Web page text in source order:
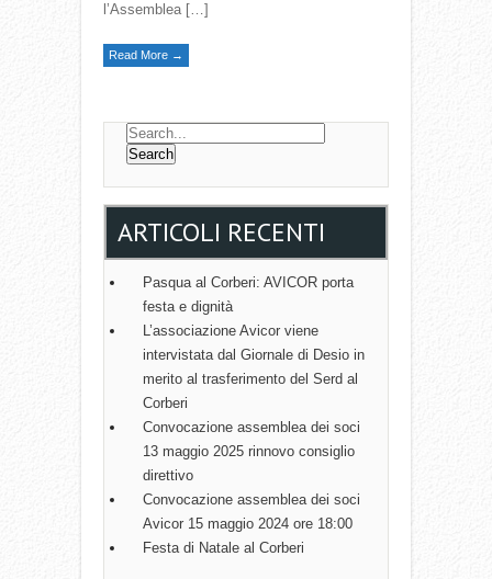
l’Assemblea […]
Read More →
ARTICOLI RECENTI
Pasqua al Corberi: AVICOR porta
festa e dignità
L’associazione Avicor viene
intervistata dal Giornale di Desio in
merito al trasferimento del Serd al
Corberi
Convocazione assemblea dei soci
13 maggio 2025 rinnovo consiglio
direttivo
Convocazione assemblea dei soci
Avicor 15 maggio 2024 ore 18:00
Festa di Natale al Corberi